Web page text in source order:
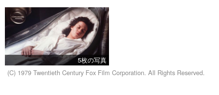
5枚の写真
(C) 1979 Twentieth Century Fox Film Corporation. All Rights Reserved.